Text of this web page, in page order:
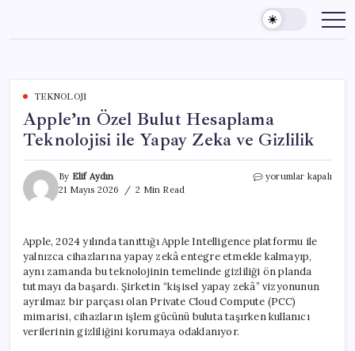
content
TEKNOLOJI
Apple’ın Özel Bulut Hesaplama
Teknolojisi ile Yapay Zeka ve Gizlilik
By Elif Aydın
21 Mayıs 2026
2 Min Read
Apple’ın
ile
Yapay
Zeka
ve
Gizlilik
için
yorumlar kapalı
Apple, 2024 yılında tanıttığı Apple Intelligence platformu ile
yalnızca cihazlarına yapay zekâ entegre etmekle kalmayıp,
aynı zamanda bu teknolojinin temelinde gizliliği ön planda
tutmayı da başardı. Şirketin “kişisel yapay zekâ” vizyonunun
ayrılmaz bir parçası olan Private Cloud Compute (PCC)
mimarisi, cihazların işlem gücünü buluta taşırken kullanıcı
verilerinin gizliliğini korumaya odaklanıyor.